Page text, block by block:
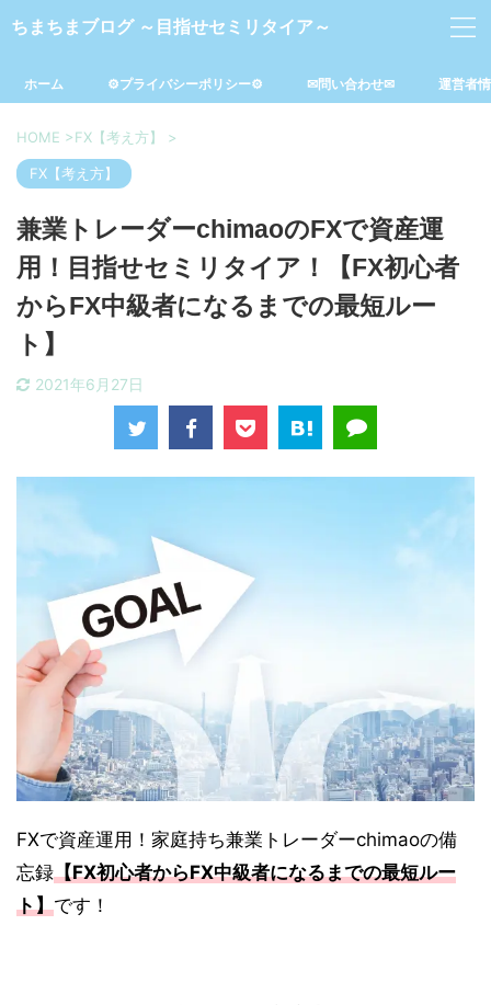
ちまちまブログ ～目指せセミリタイア～
ホーム ⚙プライバシーポリシー⚙ ✉問い合わせ✉ 運営者
HOME >FX【考え方】 >
FX【考え方】
兼業トレーダーchimaoのFXで資産運
用！目指せセミリタイア！【FX初心者
からFX中級者になるまでの最短ルー
ト】
2021年6月27日
FXで資産運用！家庭持ち兼業トレーダーchimaoの備
忘録【FX初心者からFX中級者になるまでの最短ルー
ト】です！